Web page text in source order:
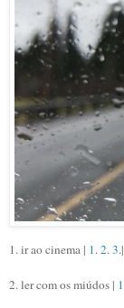
1. ir ao cinema | 1.2.3.|
2. ler com os miúdos | 1